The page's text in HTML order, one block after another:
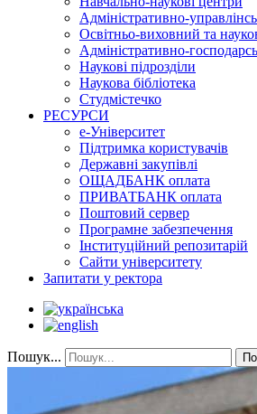
Адміністративно-
Освітньо-виховний та
Адміністративно-
Наукові підрозділи
Наукова бібліотека
Студмістечко
РЕСУРСИ
е-Університет
Підтримка користувачів
Державні закупівлі
ОЩАДБАНК оплата
ПРИВАТБАНК оплата
Поштовий сервер
Програмне забезпечення
Інституційний репозитарій
Сайти університету
Запитати у ректора
Пошук...